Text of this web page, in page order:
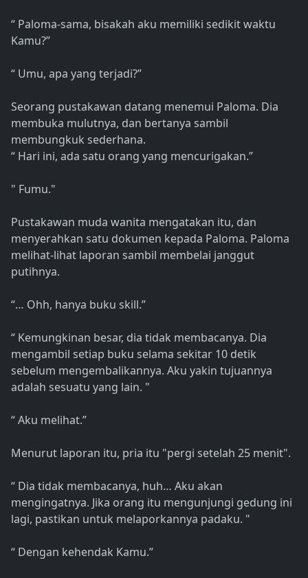
“ Paloma-sama, bisakah aku memiliki sedikit waktu
Kamu?”
“ Umu, apa yang terjadi?”
Seorang pustakawan datang menemui Paloma. Dia
membuka mulutnya, dan bertanya sambil
membungkuk sederhana.
“ Hari ini, ada satu orang yang mencurigakan.”
" Fumu."
Pustakawan muda wanita mengatakan itu, dan
menyerahkan satu dokumen kepada Paloma. Paloma
melihat-lihat laporan sambil membelai janggut
putihnya.
“… Ohh, hanya buku skill.”
“ Kemungkinan besar, dia tidak membacanya. Dia
mengambil setiap buku selama sekitar 10 detik
sebelum mengembalikannya. Aku yakin tujuannya
adalah sesuatu yang lain. "
“ Aku melihat.”
Menurut laporan itu, pria itu "pergi setelah 25 menit".
“ Dia tidak membacanya, huh… Aku akan
mengingatnya. Jika orang itu mengunjungi gedung ini
lagi, pastikan untuk melaporkannya padaku. "
“ Dengan kehendak Kamu.”